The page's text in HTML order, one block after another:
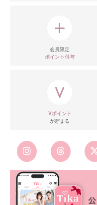
会員限定
ポイント付与
Vポイント
が貯まる